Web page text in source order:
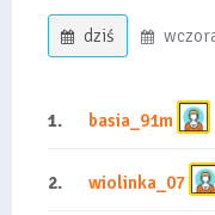
dziś
1. basia_91m
2. wiolinka_07